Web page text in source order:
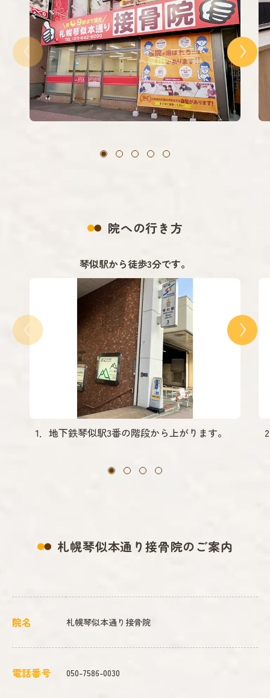
院への行き方
琴似駅から徒歩3分です。
1．地下鉄琴似駅3番の階段から上がります。
札幌琴似本通り接骨院のご案内
院名 札幌琴似本通り接骨院
電話番号 050-7586-0030